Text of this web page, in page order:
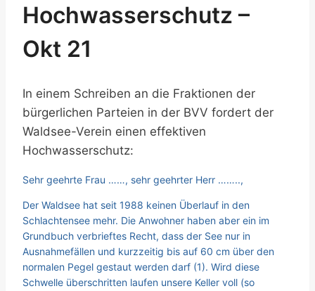
Hochwasserschutz –
Okt 21
In einem Schreiben an die Fraktionen der
bürgerlichen Parteien in der BVV fordert der
Waldsee-Verein einen effektiven
Hochwasserschutz:
Sehr geehrte Frau ……, sehr geehrter Herr ……..,
Der Waldsee hat seit 1988 keinen Überlauf in den
Schlachtensee mehr. Die Anwohner haben aber ein im
Grundbuch verbrieftes Recht, dass der See nur in
Ausnahmefällen und kurzzeitig bis auf 60 cm über den
normalen Pegel gestaut werden darf (1). Wird diese
Schwelle überschritten laufen unsere Keller voll (so